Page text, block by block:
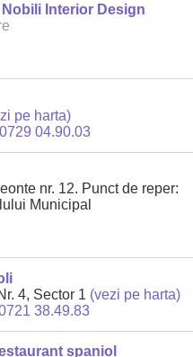
Interior Design
pe harta)
0729 04.90.03
nr. 12. Punct de reper:
Municipal
4, Sector 1 (vezi pe harta)
38.49.83
spaniol